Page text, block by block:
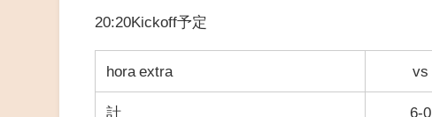
20:20Kickoff予定
hora extra vs
計 6-0